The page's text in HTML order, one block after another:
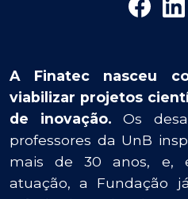
A Finatec nasceu
viabilizar projetos
de inovação. Os
professores da UnB
mais de 30 anos, e,
atuação, a Fundação